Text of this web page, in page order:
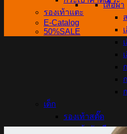
เสื้อผ้า
เด็ก
รองเท้าสตั๊ด
รองเท้านักเรียน
รองเท้าแตะ
E-Catalog
50%SALE